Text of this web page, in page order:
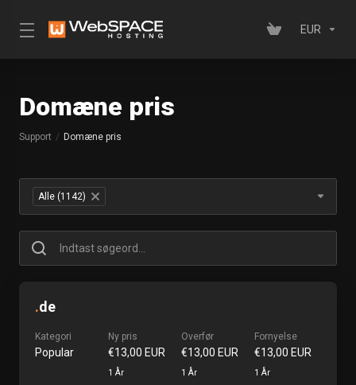
EUR
Domæne pris
Support Domæne pris
Table Filter
Alle (1142) ×
.de
Kategori
Popular
Ny pris
€13,00 EUR
1 År
Overfør
€13,00 EUR
1 År
Fornyelse
€13,00 EUR
1 År